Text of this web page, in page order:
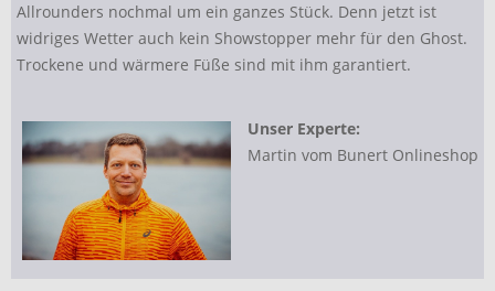
Allrounders nochmal um ein ganzes Stück. Denn jetzt ist
widriges Wetter auch kein Showstopper mehr für den Ghost.
Trockene und wärmere Füße sind mit ihm garantiert.
Unser Experte:
Martin vom Bunert Onlineshop